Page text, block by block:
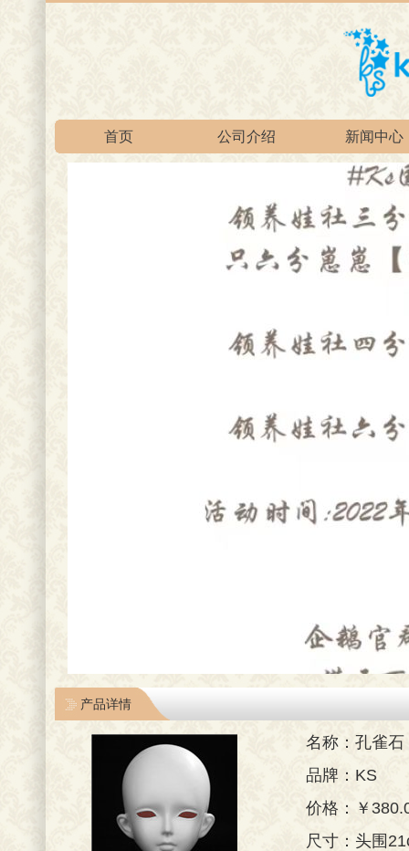
首页 公司介绍 新闻中心
产品详情
名称：孔雀
品牌：KS
价格：￥
尺寸：头围